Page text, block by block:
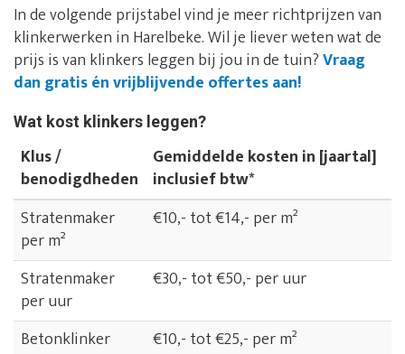
In de volgende prijstabel vind je meer richtprijzen van
klinkerwerken in Harelbeke. Wil je liever weten wat de
prijs is van klinkers leggen bij jou in de tuin?Vraag
dan gratis én vrijblijvende offertes aan!
Wat kost klinkers leggen?
Klus /
benodigdheden
Gemiddelde kosten in [jaartal]
inclusief btw*
Stratenmaker
per m²
€10,- tot €14,- per m²
Stratenmaker
per uur
€30,- tot €50,- per uur
Betonklinker
€10,- tot €25,- per m²